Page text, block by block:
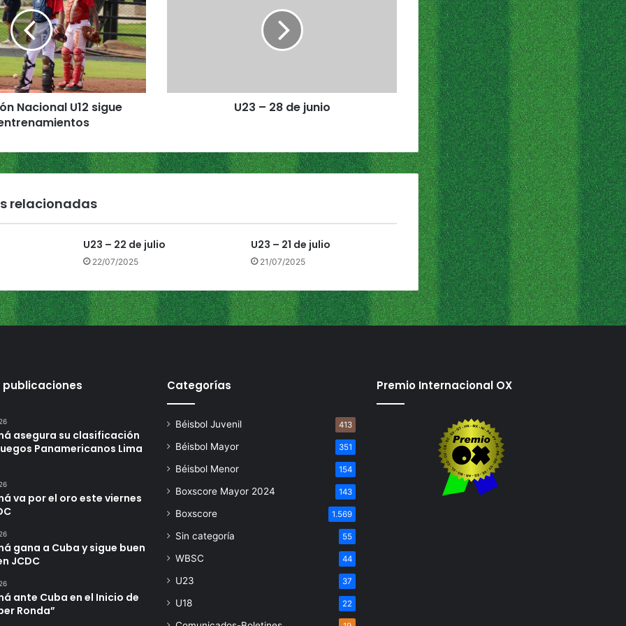
Nacional U12 sigue
j
o
U23 – 28 de junio
relacionadas
U23 – 22 de julio
22/07/2025
U23 – 21 de julio
21/07/2025
publicaciones
asegura su clasificación
Panamericanos Lima
va por el oro este viernes
gana a Cuba y sigue buen
JCDC
ante Cuba en el Inicio de
Ronda”
Categorías
Béisbol Juvenil 413
Béisbol Mayor 351
Béisbol Menor 154
Boxscore Mayor 2024 143
Boxscore 1.569
Sin categoría 55
WBSC 44
U23 37
U18 22
Premio Internacional OX